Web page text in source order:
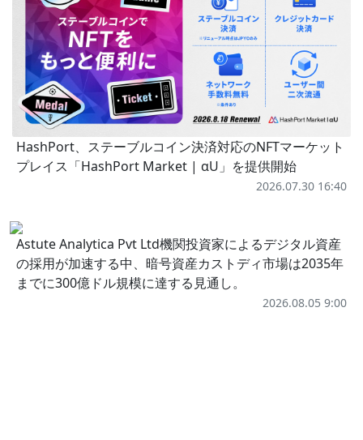
HashPort、ステーブルコイン決済対応のNFTマーケット
プレイス「HashPort Market | αU」を提供開始
2026.07.30 16:40
Astute Analytica Pvt Ltd機関投資家によるデジタル資産
の採用が加速する中、暗号資産カストディ市場は2035年
までに300億ドル規模に達する見通し。
2026.08.05 9:00